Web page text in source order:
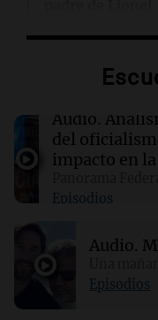
Estiman que la
10:10 Panorama
Investigan un
Panorama
Chile planteó
fronteriza,
Audio.
del
impacto en
Episodios
Audio.
Episodios